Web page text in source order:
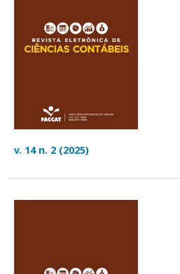
v. 14 n. 2 (2025)